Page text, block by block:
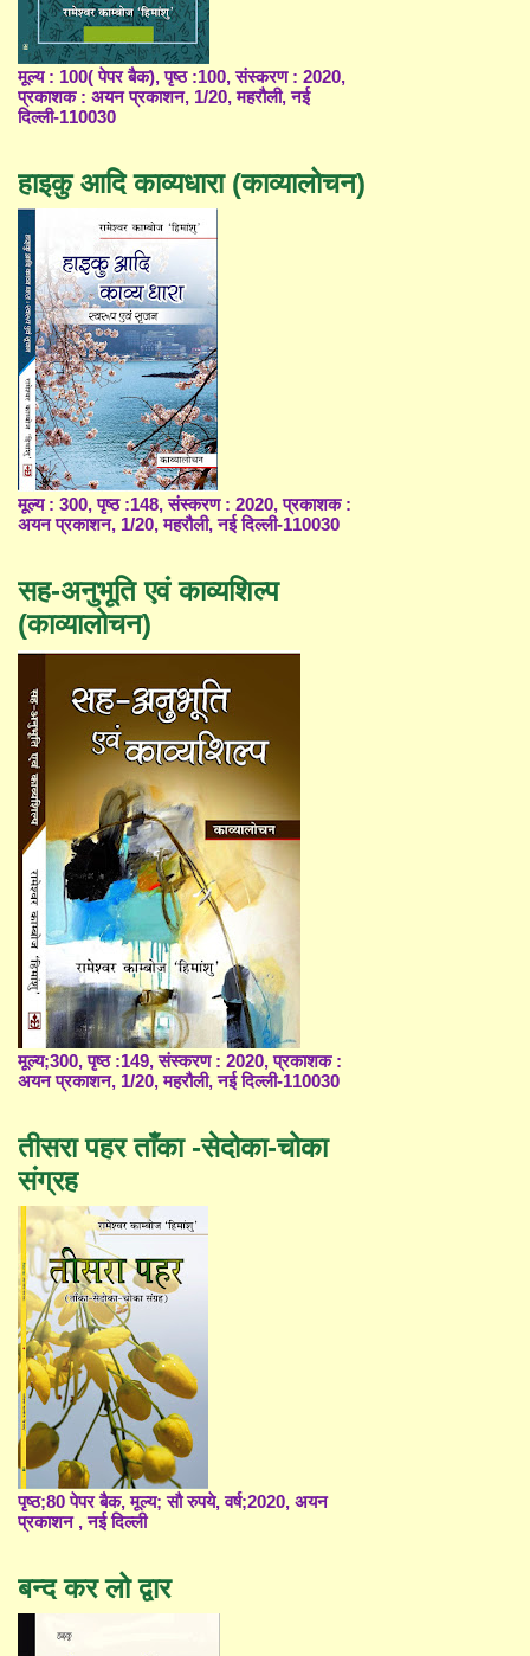
मूल्य : 100( पेपर बैक), पृष्ठ :100, संस्करण : 2020,
प्रकाशक : अयन प्रकाशन, 1/20, महरौली, नई
दिल्ली-110030
हाइकु आदि काव्यधारा (काव्यालोचन)
मूल्य : 300, पृष्ठ :148, संस्करण : 2020, प्रकाशक :
अयन प्रकाशन, 1/20, महरौली, नई दिल्ली-110030
सह-अनुभूति एवं काव्यशिल्प
(काव्यालोचन)
मूल्य;300, पृष्ठ :149, संस्करण : 2020, प्रकाशक :
अयन प्रकाशन, 1/20, महरौली, नई दिल्ली-110030
तीसरा पहर ताँका -सेदोका-चोका
संग्रह
पृष्ठ;80 पेपर बैक, मूल्य; सौ रुपये, वर्ष;2020, अयन
प्रकाशन , नई दिल्ली
बन्द कर लो द्वार